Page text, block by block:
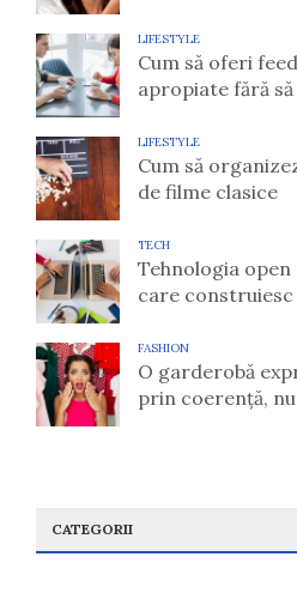
LIFESTYLE
Cum să oferi
apropiate fără
LIFESTYLE
Cum să
de filme clasice
TECH
Tehnologia
care
FASHION
O garderobă
prin coerență,
CATEGORII